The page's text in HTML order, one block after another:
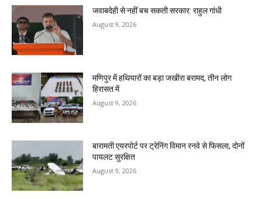
जवाबदेही से नहीं बच सकती सरकार: राहुल गांधी
August 9, 2026
मणिपुर में हथियारों का बड़ा जखीरा बरामद, तीन लोग
हिरासत में
August 9, 2026
बारामती एयरपोर्ट पर ट्रेनिंग विमान रनवे से फिसला, दोनों
पायलट सुरक्षित
August 9, 2026